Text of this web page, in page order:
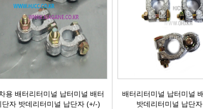
대형차휠볼트.너트
앵커볼트
케리어볼트
용 배터리터미널 납터미널 배터
단자 밧데리터미널 납단자 (+/-)
배터리터미널 납터미널
밧데리터미널 납단